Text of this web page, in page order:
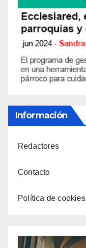
Información
Redactores
Contacto
Política de cookies